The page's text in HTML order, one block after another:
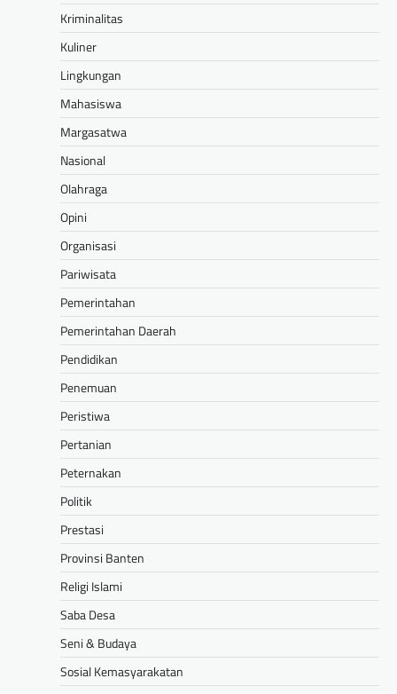
Kriminalitas
Kuliner
Lingkungan
Mahasiswa
Margasatwa
Nasional
Olahraga
Opini
Organisasi
Pariwisata
Pemerintahan
Pemerintahan Daerah
Pendidikan
Penemuan
Peristiwa
Pertanian
Peternakan
Politik
Prestasi
Provinsi Banten
Religi Islami
Saba Desa
Seni & Budaya
Sosial Kemasyarakatan